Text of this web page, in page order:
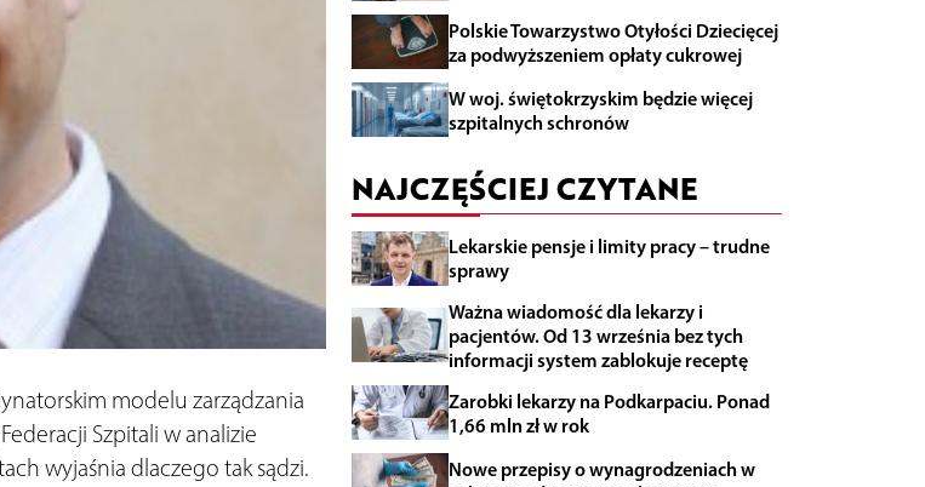
modelu zarządzania
Szpitali w analizie
wyjaśnia dlaczego tak sądzi.
Polskie Towarzystwo Otyłości Dziecięcej
za podwyższeniem opłaty cukrowej
W woj. świętokrzyskim będzie więcej
szpitalnych schronów
NAJCZĘŚCIEJ CZYTANE
Lekarskie pensje i limity pracy – trudne
sprawy
Ważna wiadomość dla lekarzy i
pacjentów. Od 13 września bez tych
informacji system zablokuje receptę
Zarobki lekarzy na Podkarpaciu. Ponad
1,66 mln zł w rok
Nowe przepisy o wynagrodzeniach w